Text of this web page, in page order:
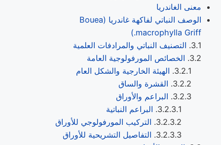
معنى الغاندريا
الوصف النباتي لفاكهة غاندريا (Bouea
macrophylla Griff.)
التصنيف النباتي والمرادفات العلمية
الخصائص المورفولوجية العامة
الهيئة الخارجية والشكل العام
القشرة والساق
البراعم والأوراق
البراعم النباتية
التركيب المورفولوجي للأوراق
التفاصيل التشريحية للأوراق